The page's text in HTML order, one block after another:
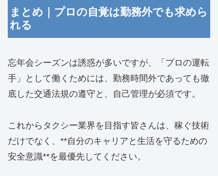
まとめ｜プロの自覚は勤務外でも求めら
れる
忘年会シーズンは誘惑が多いですが、「プロの運転
手」として働くためには、勤務時間外であっても徹
底した交通法規の遵守と、自己管理が必須です。
これからタクシー業界を目指す皆さんは、稼ぐ技術
だけでなく、**自分のキャリアと生活を守るための
安全意識**を最優先してください。